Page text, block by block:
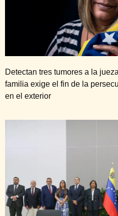
Detectan tres tumores a la
familia exige el fin de la
en el exterior